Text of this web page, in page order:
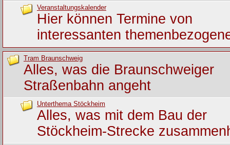
Veranstaltungskalender
Hier können Termine von
interessanten
Tram Braunschweig
Alles, was die Braunschweiger
Straßenbahn angeht
Unterthema Stöckheim
Alles, was mit dem Bau der
Stöckheim-Strecke